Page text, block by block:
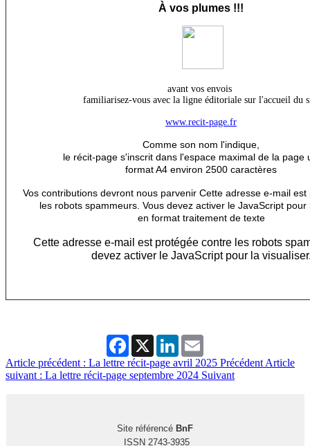
À vos plumes !!!
avant vos envois
familiarisez-vous avec la ligne éditoriale sur l'accueil du
www.recit-page.fr
Comme son nom l'indique,
le récit-page s'inscrit dans l'espace maximal de la page
format A4 environ 2500 caractères
Vos contributions devront nous parvenir Cette adresse e-mail
les robots spammeurs. Vous devez activer le JavaScript pour
en format traitement de texte
Cette adresse e-mail est protégée contre les robots
devez activer le JavaScript pour la
Facebook
X LinkedIn
Article précédent : La lettre récit-page avril 2025 Précédent Article
suivant : La lettre récit-page septembre 2024 Suivant
Site référencé BnF
ISSN 2743-3935